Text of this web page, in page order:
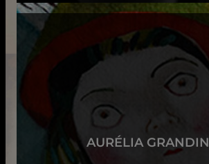
AURÉLIA GRANDIN